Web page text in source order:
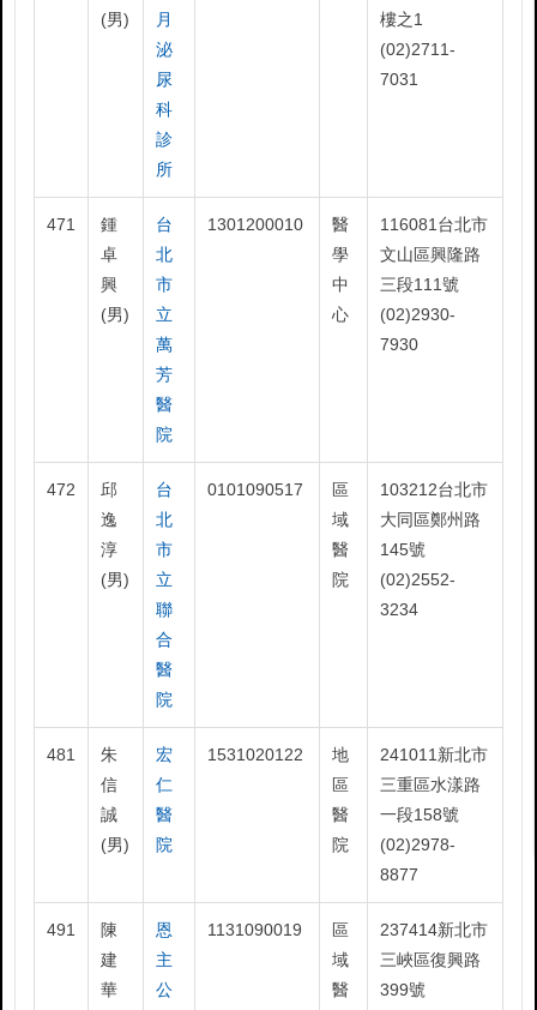
(男)
月
泌
尿
科
診
所
樓之1
(02)2711-
7031
471
鍾
卓
興
(男)
台
北
市
立
萬
芳
醫
院
1301200010
醫
學
中
心
116081台北市
文山區興隆路
三段111號
(02)2930-
7930
472
邱
逸
淳
(男)
台
北
市
立
聯
合
醫
院
0101090517
區
域
醫
院
103212台北市
大同區鄭州路
145號
(02)2552-
3234
481
朱
信
誠
(男)
宏
仁
醫
院
1531020122
地
區
醫
院
241011新北市
三重區水漾路
一段158號
(02)2978-
8877
491
陳
建
華
恩
主
公
1131090019
區
域
醫
237414新北市
三峽區復興路
399號